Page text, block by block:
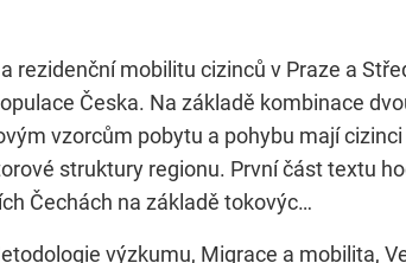
rezidenční mobilitu cizinců v Praze a
Česka. Na základě kombinace
vzorcům pobytu a pohybu mají
struktury regionu. První část textu
Čechách na základě tokovýc…
výzkumu, Migrace a mobilita,